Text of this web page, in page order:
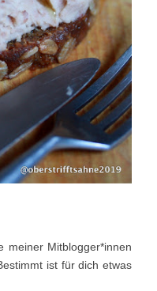
meiner Mitblogger*innen
ist für dich etwas